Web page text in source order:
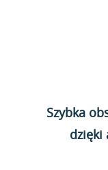
Szybka
dzięki